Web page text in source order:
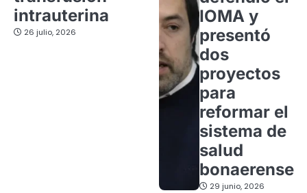
intrauterina
26 julio, 2026
IOMA y
presentó
dos
proyectos
para
reformar el
sistema de
salud
bonaerense
29 junio, 2026